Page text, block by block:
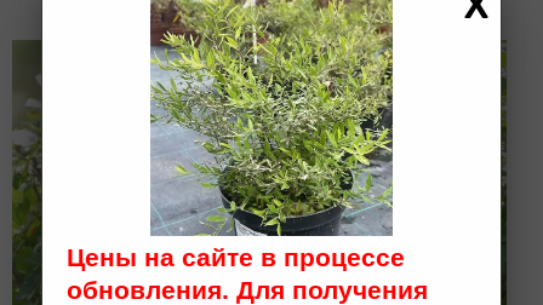
3 000 ₽ 1 000 ₽
Цены на сайте в процессе
обновления. Для получения